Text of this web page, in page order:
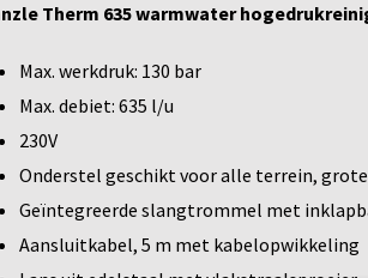
Therm 635 warmwater
Max. werkdruk: 130 bar
Max. debiet: 635 l/u
230V
Onderstel geschikt voor alle terrein,
Geïntegreerde slangtrommel met
Aansluitkabel, 5 m met kabelopwikkeling